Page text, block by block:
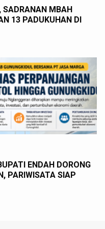
SADRANAN MBAH
13 PADUKUHAN DI
ENDAH DORONG
PARIWISATA SIAP